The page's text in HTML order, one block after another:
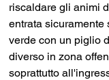
riscaldare gli animi
entrata sicuramente
verde con un piglio
diverso in zona
soprattutto